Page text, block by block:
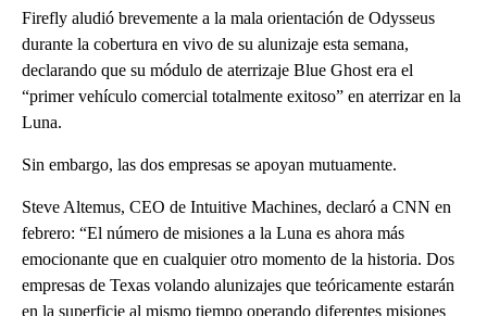
Firefly aludió brevemente a la mala orientación de Odysseus
durante la cobertura en vivo de su alunizaje esta semana,
declarando que su módulo de aterrizaje Blue Ghost era el
“primer vehículo comercial totalmente exitoso” en aterrizar en la
Luna.
Sin embargo, las dos empresas se apoyan mutuamente.
Steve Altemus, CEO de Intuitive Machines, declaró a CNN en
febrero: “El número de misiones a la Luna es ahora más
emocionante que en cualquier otro momento de la historia. Dos
empresas de Texas volando alunizajes que teóricamente estarán
en la superficie al mismo tiempo operando diferentes misiones